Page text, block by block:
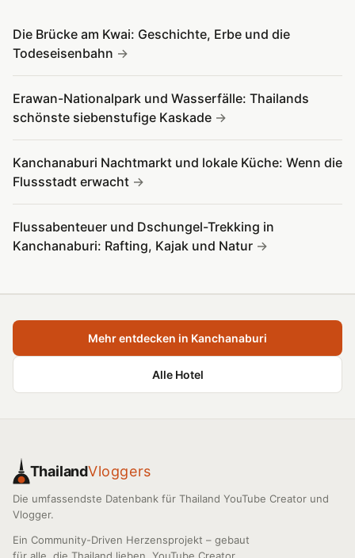
Die Brücke am Kwai: Geschichte, Erbe und die
Todeseisenbahn
Erawan-Nationalpark und Wasserfälle: Thailands
schönste siebenstufige Kaskade
Kanchanaburi Nachtmarkt und lokale Küche: Wenn die
Flussstadt erwacht
Flussabenteuer und Dschungel-Trekking in
Kanchanaburi: Rafting, Kajak und Natur
Mehr entdecken in Kanchanaburi
Alle Hotel
ThailandVloggers
Die umfassendste Datenbank für Thailand YouTube Creator und
Vlogger.
Ein Community-Driven Herzensprojekt – gebaut